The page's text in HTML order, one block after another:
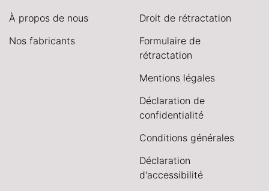
À propos de nous
Nos fabricants
Droit de rétractation
Formulaire de
rétractation
Mentions légales
Déclaration de
confidentialité
Conditions générales
Déclaration
d'accessibilité